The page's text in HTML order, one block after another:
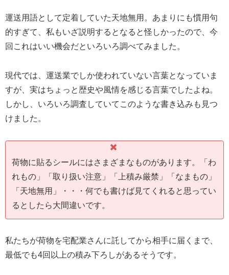
運送用語として定着していた天地無用。あまりにも慣用句
的すぎて、私もいざ説明するとなると怪しかったので、今
回これはいい機会だといろいろ調べてみました。
現代では、運送業でしか使われていない言葉となっていま
すが、実はちょっと歴史や風情を感じる言葉でしたよね。
しかし、いろいろ調査していてこのような書き込みも見つ
けました。
荷物に貼るシールにはさまざまなものがあります。「わ
れもの」「取り扱い注意」「上積み厳禁」「なまもの」
「天地無用」・・・何でも書けば見てくれると思ってい
るとしたら大間違いです。
私たちが荷物を宅配業さんに託してから相手に届くまで、
最低でも4回以上の積み下ろしがあるそうです。